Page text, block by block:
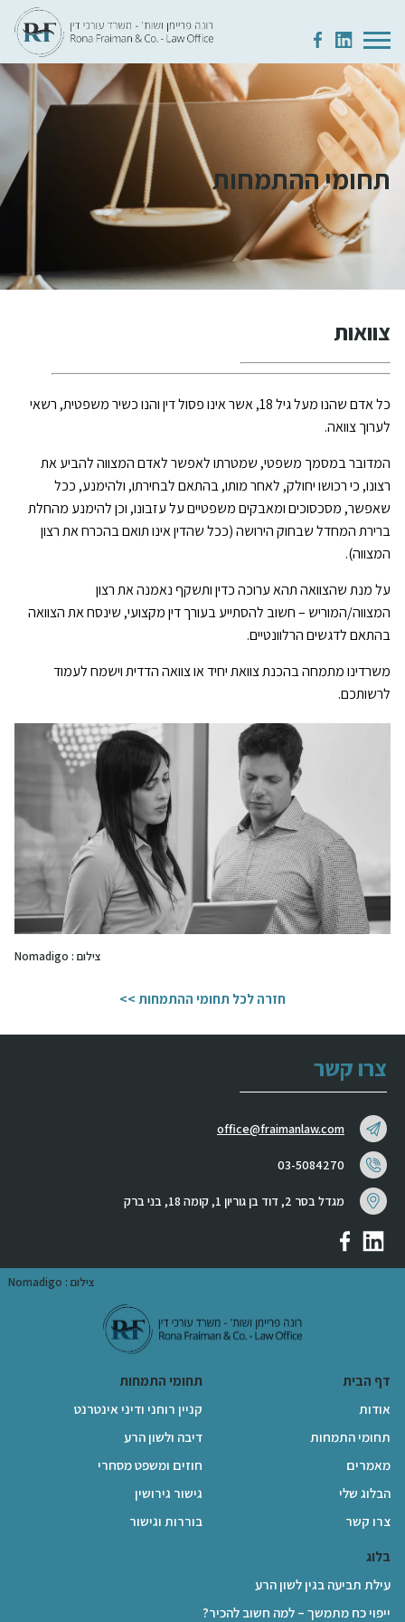
תחומי ההתמחות
צוואות
כל אדם שהנו מעל גיל 18, אשר אינו פסול דין והנו כשיר משפטית, רשאי
לערוך צוואה.
המדובר במסמך משפטי, שמטרתו לאפשר לאדם המצווה להביע את
רצונו, כי רכושו יחולק, לאחר מותו, בהתאם לבחירתו, ולהימנע, ככל
שאפשר, מסכסוכים ומאבקים משפטיים על עזבונו, וכן להימנע מהחלת
ברירת המחדל שבחוק הירושה (ככל שהדין אינו תואם בהכרח את רצון
המצווה).
על מנת שהצוואה תהא ערוכה כדין ותשקף נאמנה את רצון
המצווה/המוריש – חשוב להסתייע בעורך דין מקצועי, שינסח את הצוואה
בהתאם לדגשים הרלוונטיים.
משרדינו מתמחה בהכנת צוואת יחיד או צוואה הדדית וישמח לעמוד
לרשותכם.
צילום : Nomadigo
חזרה לכל תחומי ההתמחות >>
צרו קשר
office@fraimanlaw.com
03-5084270
מגדל בסר 2, דוד בן גוריון 1, קומה 18, בני ברק
צילום : Nomadigo
דף הבית
אודות
תחומי התמחות
מאמרים
הבלוג שלי
צרו קשר
תחומי התמחות
קניין רוחני ודיני אינטרנט
דיבה ולשון הרע
חוזים ומשפט מסחרי
גישור גירושין
בוררות וגישור
בלוג
עילת תביעה בגין לשון הרע
ייפוי כח מתמשך – למה חשוב להכיר?